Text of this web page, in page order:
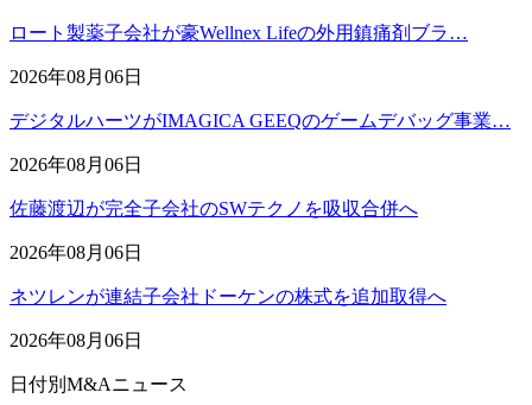
ロート製薬子会社が豪Wellnex Lifeの外用鎮痛剤ブラ…
2026年08月06日
デジタルハーツがIMAGICA GEEQのゲームデバッグ事業…
2026年08月06日
佐藤渡辺が完全子会社のSWテクノを吸収合併へ
2026年08月06日
ネツレンが連結子会社ドーケンの株式を追加取得へ
2026年08月06日
日付別M&Aニュース